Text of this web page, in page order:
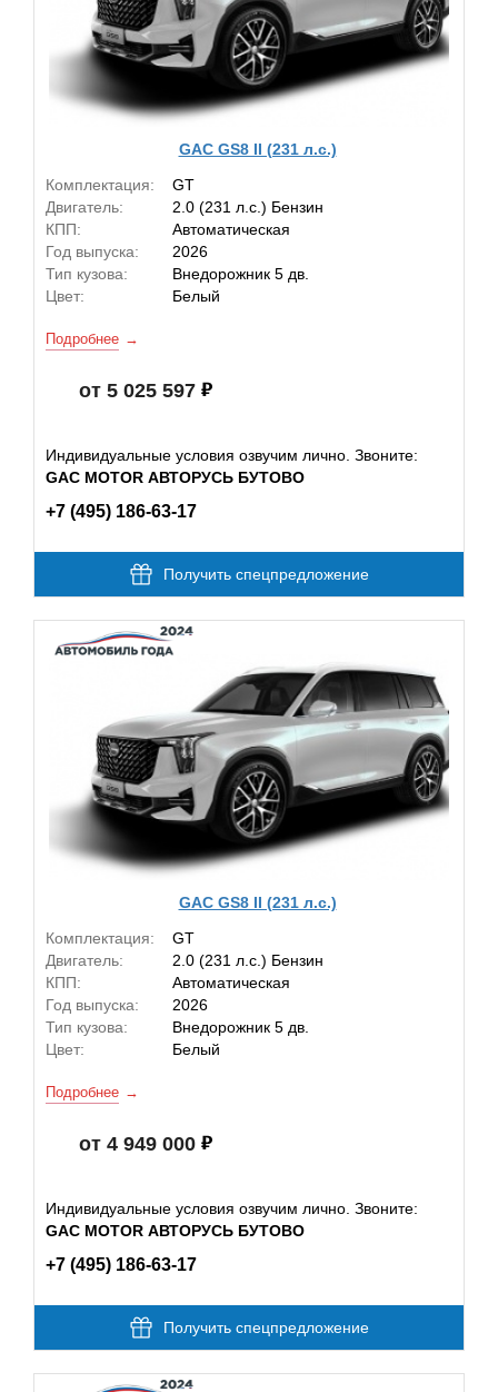
GAC GS8 II (231 л.с.)
Комплектация:
GT
Двигатель:
2.0 (231 л.с.) Бензин
КПП:
Автоматическая
Год выпуска:
2026
Тип кузова:
Внедорожник 5 дв.
Цвет:
Белый
Подробнее
от 5 025 597
Индивидуальные условия озвучим лично. Звоните:
GAC MOTOR АВТОРУСЬ БУТОВО
+7 (495) 186-63-17
Получить спецпредложение
GAC GS8 II (231 л.с.)
Комплектация:
GT
Двигатель:
2.0 (231 л.с.) Бензин
КПП:
Автоматическая
Год выпуска:
2026
Тип кузова:
Внедорожник 5 дв.
Цвет:
Белый
Подробнее
от 4 949 000
Индивидуальные условия озвучим лично. Звоните:
GAC MOTOR АВТОРУСЬ БУТОВО
+7 (495) 186-63-17
Получить спецпредложение